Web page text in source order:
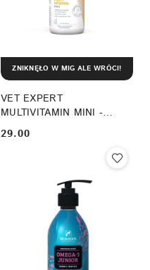
VET EXPERT
MULTIVITAMIN MINI -
preparat witaminowo-
mineralny dla psów ras
Cena:
29.00
ZNIKNĘŁO W MIG ALE WRÓCI!